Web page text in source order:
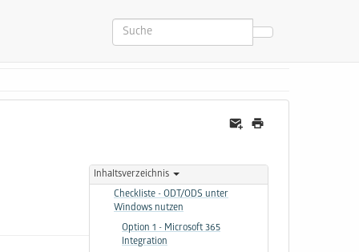
Inhaltsverzeichnis
Checkliste - ODT/ODS unter
Windows nutzen
Option 1 - Microsoft 365
Integration